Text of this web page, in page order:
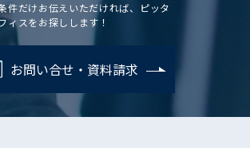
件だけお伝えいただければ、ピッタ
ィスをお探しします！
お問い合せ・資料請求